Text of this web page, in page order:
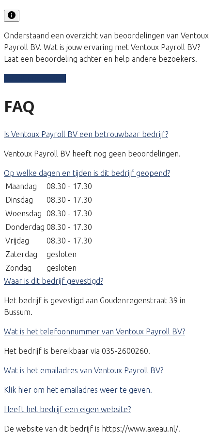
Onderstaand een overzicht van beoordelingen van Ventoux
Payroll BV. Wat is jouw ervaring met Ventoux Payroll BV?
Laat een beoordeling achter en help andere bezoekers.
FAQ
Is Ventoux Payroll BV een betrouwbaar bedrijf?
Ventoux Payroll BV heeft nog geen beoordelingen.
Op welke dagen en tijden is dit bedrijf geopend?
Maandag
08.30 - 17.30
Dinsdag
08.30 - 17.30
Woensdag
08.30 - 17.30
Donderdag 08.30 - 17.30
Vrijdag
08.30 - 17.30
Zaterdag
gesloten
Zondag
gesloten
Waar is dit bedrijf gevestigd?
Het bedrijf is gevestigd aan Goudenregenstraat 39 in
Bussum.
Wat is het telefoonnummer van Ventoux Payroll BV?
Het bedrijf is bereikbaar via 035-2600260.
Wat is het emailadres van Ventoux Payroll BV?
Klik hier om het emailadres weer te geven.
Heeft het bedrijf een eigen website?
De website van dit bedrijf is https://www.axeau.nl/.